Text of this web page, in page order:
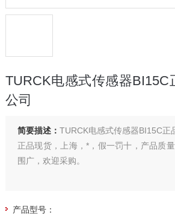
TURCK电感式传感器BI15C
公司
简要描述： TURCK电感式传感器BI15C正
正品现货，上海，*，假一罚十，产品质
围广，欢迎采购。
产品型号：